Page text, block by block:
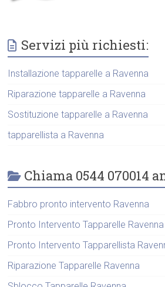
Servizi più richiesti:
Installazione tapparelle a Ravenna
Riparazione tapparelle a Ravenna
Sostituzione tapparelle a Ravenna
tapparellista a Ravenna
Chiama 0544 070014
Fabbro pronto intervento Ravenna
Pronto Intervento Tapparelle Ravenna
Pronto Intervento Tapparellista
Riparazione Tapparelle Ravenna